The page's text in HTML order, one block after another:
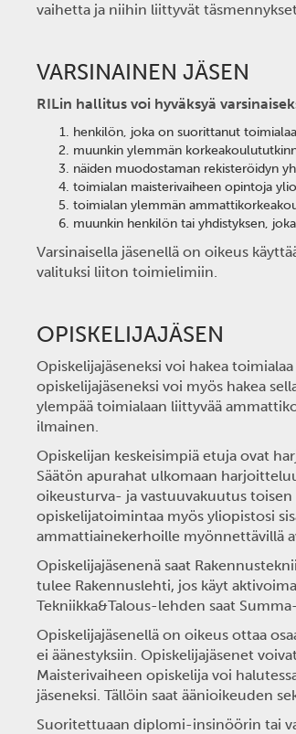
vaihetta ja niihin liittyvät
VARSINAINEN JÄSEN
RILin hallitus voi hyväksyä
henkilön, joka on suorittanut
muunkin ylemmän
näiden muodostaman rekisteröidyn
toimialan maisterivaiheen opintoja
toimialan ylemmän
muunkin henkilön tai yhdistyksen,
Varsinaisella jäsenellä on oikeus
valituksi liiton toimielimiin.
OPISKELIJAJÄSEN
Opiskelijajäseneksi voi hakea
opiskelijajäseneksi voi myös hakea
ylempää toimialaan liittyvää
ilmainen.
Opiskelijan keskeisimpiä etuja ovat
Säätön apurahat ulkomaan
oikeusturva- ja vastuuvakuutus toisen
opiskelijatoimintaa myös yliopistosi
ammattiainekerhoille myönnettävillä
Opiskelijajäsenenä saat
tulee Rakennuslehti, jos käyt
Tekniikka&Talous-lehden saat
Opiskelijajäsenellä on oikeus ottaa
ei äänestyksiin. Opiskelijajäsenet
Maisterivaiheen opiskelija voi
jäseneksi. Tällöin saat äänioikeuden
Suoritettuaan diplomi-insinöörin tai